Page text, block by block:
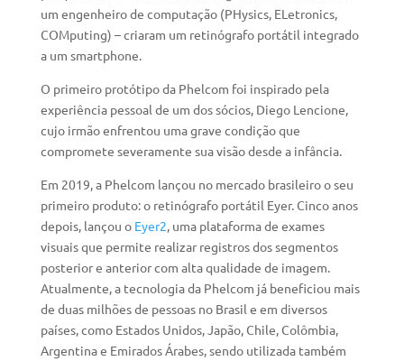
um engenheiro de computação (PHysics, ELetronics,
COMputing) – criaram um retinógrafo portátil integrado
a um smartphone.
O primeiro protótipo da Phelcom foi inspirado pela
experiência pessoal de um dos sócios, Diego Lencione,
cujo irmão enfrentou uma grave condição que
compromete severamente sua visão desde a infância.
Em 2019, a Phelcom lançou no mercado brasileiro o seu
primeiro produto: o retinógrafo portátil Eyer. Cinco anos
depois, lançou o Eyer2, uma plataforma de exames
visuais que permite realizar registros dos segmentos
posterior e anterior com alta qualidade de imagem.
Atualmente, a tecnologia da Phelcom já beneficiou mais
de duas milhões de pessoas no Brasil e em diversos
países, como Estados Unidos, Japão, Chile, Colômbia,
Argentina e Emirados Árabes, sendo utilizada também